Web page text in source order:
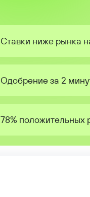
Ставки ниже рынка
Одобрение за 2
78% положительных